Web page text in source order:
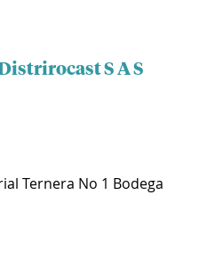
S A S
Ternera No 1 Bodega